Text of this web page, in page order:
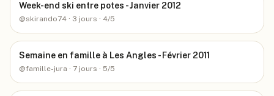
Week-end ski entre potes - Janvier 2012
@skirando74 · 3 jours · 4/5
Semaine en famille à Les Angles - Février 2011
@famille-jura · 7 jours · 5/5